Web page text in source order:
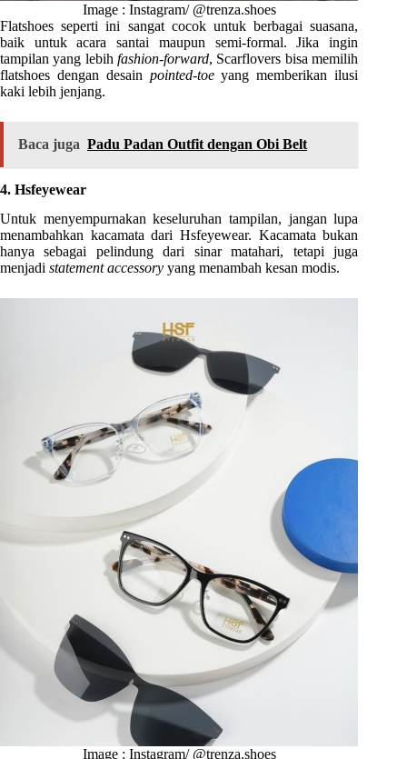
Image : Instagram/ @trenza.shoes
Flatshoes seperti ini sangat cocok untuk berbagai suasana,
baik untuk acara santai maupun semi-formal. Jika ingin
tampilan yang lebihfashion-forward, Scarflovers bisa memilih
flatshoes dengan desain pointed-toeyang memberikan ilusi
kaki lebih jenjang.
Baca juga Padu Padan Outfit dengan Obi Belt
4. Hsfeyewear
Untuk menyempurnakan keseluruhan tampilan, jangan lupa
menambahkan kacamata dari Hsfeyewear. Kacamata bukan
hanya sebagai pelindung dari sinar matahari, tetapi juga
menjadi statement accessory yang menambah kesan modis.
Image : Instagram/ @trenza.shoes